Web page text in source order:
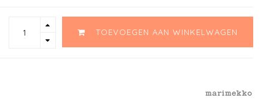
TOEVOEGEN AAN WINKELWAGEN